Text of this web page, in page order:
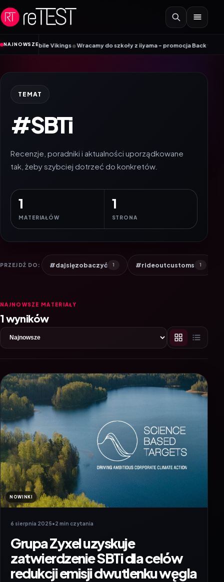
Przejdź do treści
NAJNOWSZE
Mobile Vikings•Wracamy do szkoły z iiyama – promocja Back to School
TEMAT
#SBTi
Recenzje, poradniki i aktualności uporządkowane
tak, żeby szybciej dotrzeć do konkretów.
1
MATERIAŁÓW
1
STRONA
PRZEJDŹ DO: #dajsięzobaczyć 1 #rideoutcustoms 1
NAJNOWSZE MATERIAŁY
1 wyników
NOWINKI
6 sierpnia 2025•2 min czytania
Grupa Zyxel uzyskuje
zatwierdzenie SBTi dla celów
redukcji emisji dwutlenku węgla